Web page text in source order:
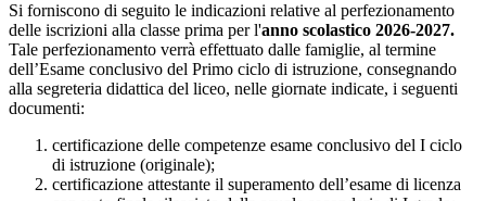
Si forniscono di seguito le indicazioni relative al perfezionamento
delle iscrizioni alla classe prima per l'anno scolastico 2026-2027.
Tale perfezionamento verrà effettuato dalle famiglie, al termine
dell’Esame conclusivo del Primo ciclo di istruzione, consegnando
alla segreteria didattica del liceo, nelle giornate indicate, i seguenti
documenti:
certificazione delle competenze esame conclusivo del I ciclo
di istruzione (originale);
certificazione attestante il superamento dell’esame di licenza